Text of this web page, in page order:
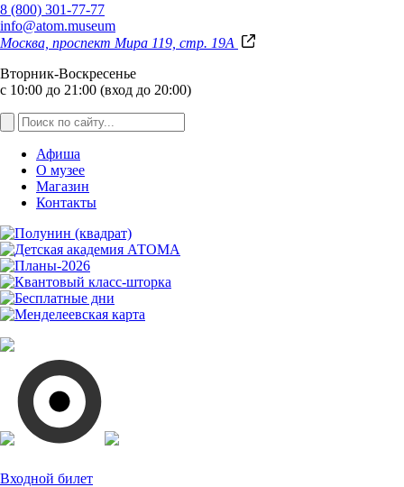
8 (800) 301-77-77
info@atom.museum
Москва, проспект Мира 119, стр. 19А
Вторник-Воскресенье
с 10:00 до 21:00 (вход до 20:00)
Афиша
О музее
Магазин
Контакты
Входной билет